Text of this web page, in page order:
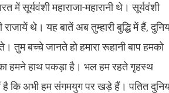
में सूर्यवंशी महाराजा-महारानी थे। सूर्यवंशी
थे। यह बातें अब तुम्हारी बुद्धि में हैं,
तुम बच्चे जानते हो हमारा रूहानी बाप हमको
हमने हाथ पकड़ा है। भल हम रहते गृहस्थ
में है कि अभी हम संगमयुग पर खड़े हैं। पतित